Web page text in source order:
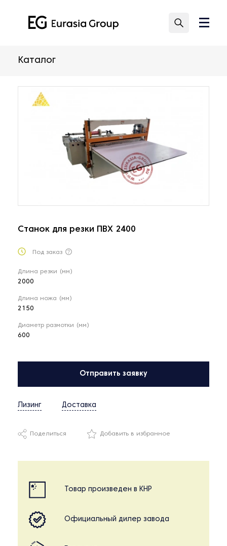
Каталог
Станок для резки ПВХ 2400
Под заказ
Длина резки (мм)
2000
Длина ножа (мм)
2150
Диаметр размотки (мм)
600
Отправить заявку
Лизинг Доставка
Поделиться Добавить в избранное
Товар произведен в КНР
Официальный дилер завода